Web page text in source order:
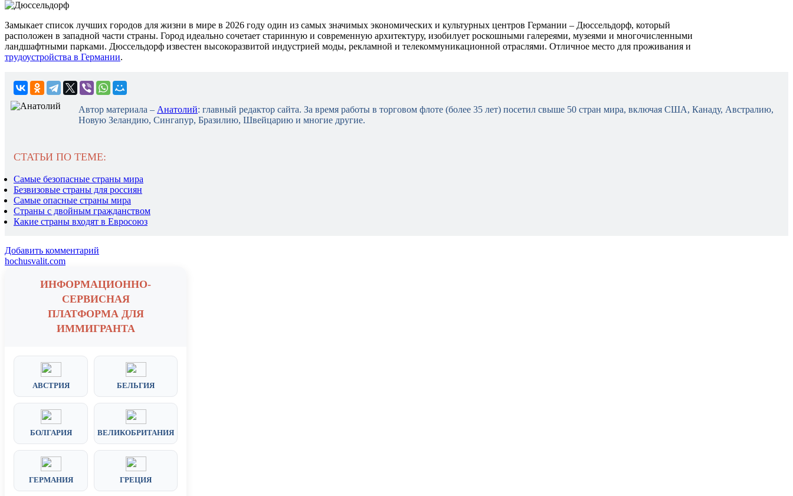
Замыкает список лучших городов для жизни в мире в 2026 году один из самых значимых экономических и культурных центров Германии – Дюссельдорф, который
расположен в западной части страны. Город идеально сочетает старинную и современную архитектуру, изобилует роскошными галереями, музеями и многочисленными
ландшафтными парками. Дюссельдорф известен высокоразвитой индустрией моды, рекламной и телекоммуникационной отраслями. Отличное место для проживания и
трудоустройства в Германии.
Автор материала – Анатолий: главный редактор сайта. За время работы в торговом флоте (более 35 лет) посетил свыше 50 стран мира, включая США, Канаду, Австралию,
Новую Зеландию, Сингапур, Бразилию, Швейцарию и многие другие.
СТАТЬИ ПО ТЕМЕ:
Самые безопасные страны мира
Безвизовые страны для россиян
Самые опасные страны мира
Страны с двойным гражданством
Какие страны входят в Евросоюз
Добавить комментарий
hochusvalit.com
ИНФОРМАЦИОННО-
СЕРВИСНАЯ
ПЛАТФОРМА ДЛЯ
ИММИГРАНТА
АВСТРИЯ БЕЛЬГИЯ
БОЛГАРИЯ ВЕЛИКОБРИТАНИЯ
ГЕРМАНИЯ ГРЕЦИЯ